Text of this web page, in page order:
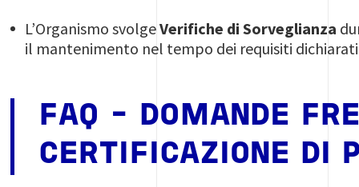
L’Organismo svolgeVerifiche di Sorveglianza
il mantenimento nel tempo dei requisiti
FAQ - DOMANDE
CERTIFICAZIONE DI